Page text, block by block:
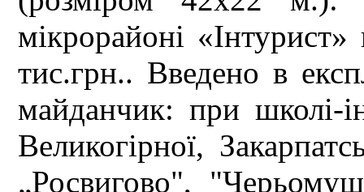
мікрорайоні
тис.грн.. Введено в
майданчик: при школі-
Великогірної,
„Росвигово",